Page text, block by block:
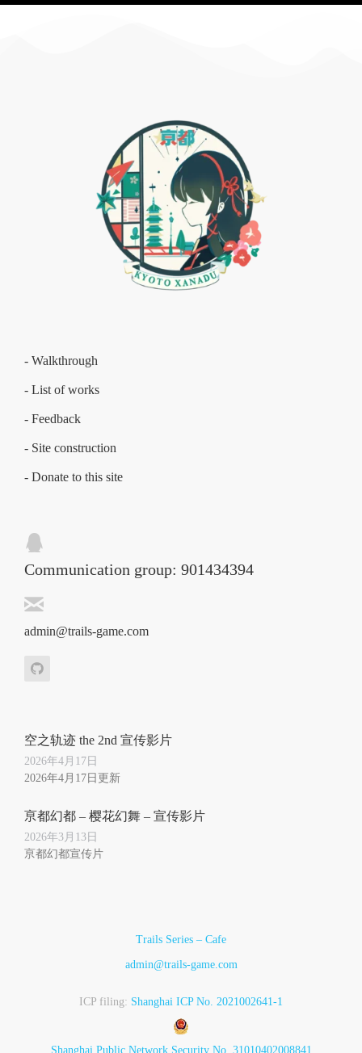
- Walkthrough
- List of works
- Feedback
- Site construction
- Donate to this site
Communication group: 901434394
admin@trails-game.com
空之轨迹 the 2nd 宣传影片
2026年4月17日
2026年4月17日更新
亰都幻都 – 樱花幻舞 – 宣传影片
2026年3月13日
亰都幻都宣传片
Trails Series – Cafe
admin@trails-game.com
ICP filing: Shanghai ICP No. 2021002641-1
Shanghai Public Network Security No. 31010402008841